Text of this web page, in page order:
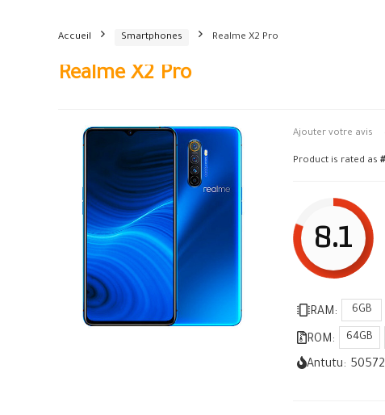
Accueil Smartphones Realme X2 Pro
Realme X2 Pro
Ajouter votre avis
Product is rated as
8.1
RAM: 6GB
ROM: 64GB
Antutu: